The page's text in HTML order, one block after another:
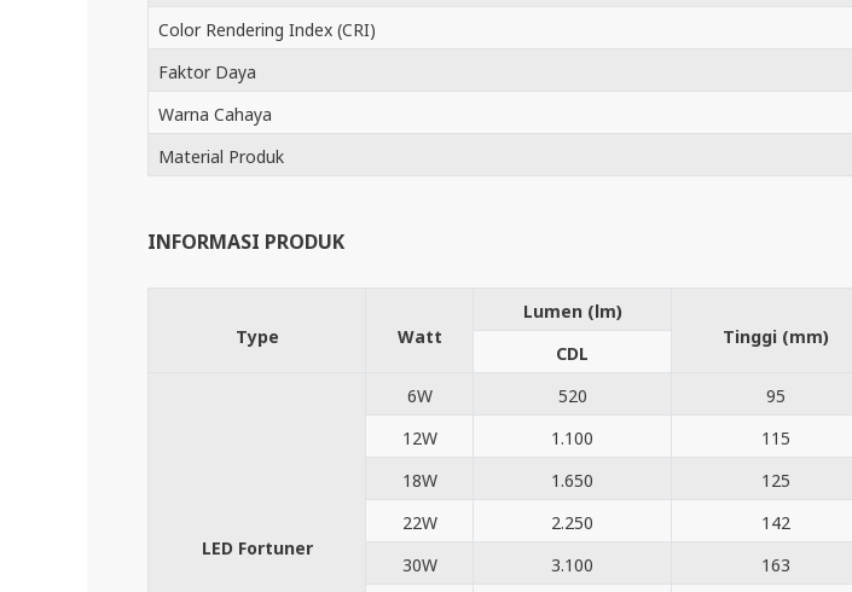
Color Rendering Index (CRI)
Faktor Daya
Warna Cahaya
Material Produk
INFORMASI PRODUK
Type Watt
Lumen (lm)
Tinggi (mm)
CDL
LED Fortuner
6W 520 95
12W
1.100 115
18W
1.650 125
22W
2.250 142
30W
3.100 163